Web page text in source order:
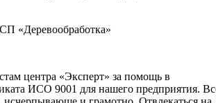
«Деревообработка»
центра «Эксперт» за помощь в
ИСО 9001 для нашего предприятия.